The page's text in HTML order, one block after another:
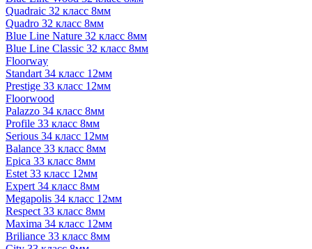
Quadraic 32 класс 8мм
Quadro 32 класс 8мм
Blue Line Nature 32 класс 8мм
Blue Line Classic 32 класс 8мм
Floorway
Standart 34 класс 12мм
Prestige 33 класс 12мм
Floorwood
Palazzo 34 класс 8мм
Profile 33 класс 8мм
Serious 34 класс 12мм
Balance 33 класс 8мм
Epica 33 класс 8мм
Estet 33 класс 12мм
Expert 34 класс 8мм
Megapolis 34 класс 12мм
Respect 33 класс 8мм
Maxima 34 класс 12мм
Briliance 33 класс 8мм